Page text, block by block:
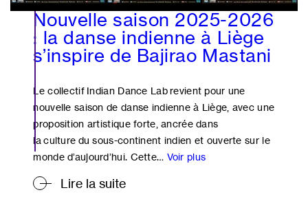
Nouvelle saison 2025-2026
: la danse indienne à Liège
s’inspire de Bajirao Mastani
Le collectif Indian Dance Lab revient pour une
nouvelle saison de danse indienne à Liège, avec une
proposition artistique forte, ancrée dans
la culture du sous-continent indien et ouverte sur le
monde d’aujourd’hui. Cette… Voir plusNouvelle
Lire la suite